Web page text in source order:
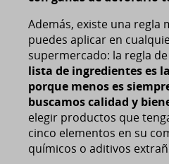
Además, existe una regla
puedes aplicar en
supermercado: la regla
lista de ingredientes es
porque menos es
buscamos calidad y
elegir productos que
cinco elementos en su
químicos o aditivos